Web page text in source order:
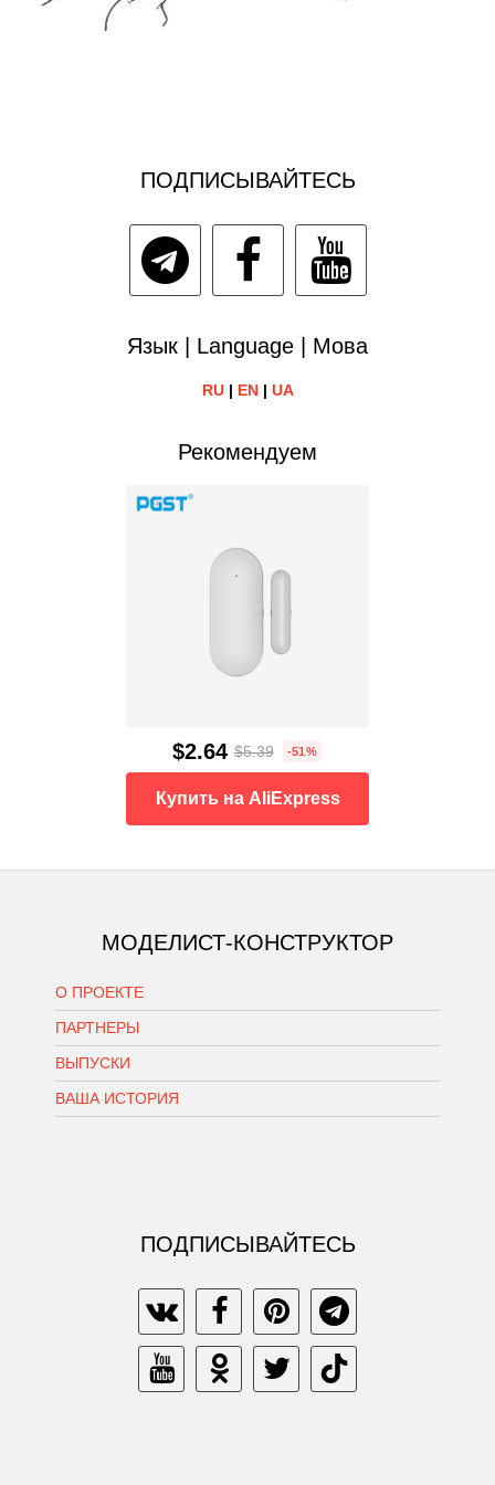
ПОДПИСЫВАЙТЕСЬ
Язык | Language | Мова
RU| EN| UA
Рекомендуем
$2.64 $5.39 -51%
Купить на AliExpress
МОДЕЛИСТ-КОНСТРУКТОР
О ПРОЕКТЕ
ПАРТНЕРЫ
ВЫПУСКИ
ВАША ИСТОРИЯ
ПОДПИСЫВАЙТЕСЬ